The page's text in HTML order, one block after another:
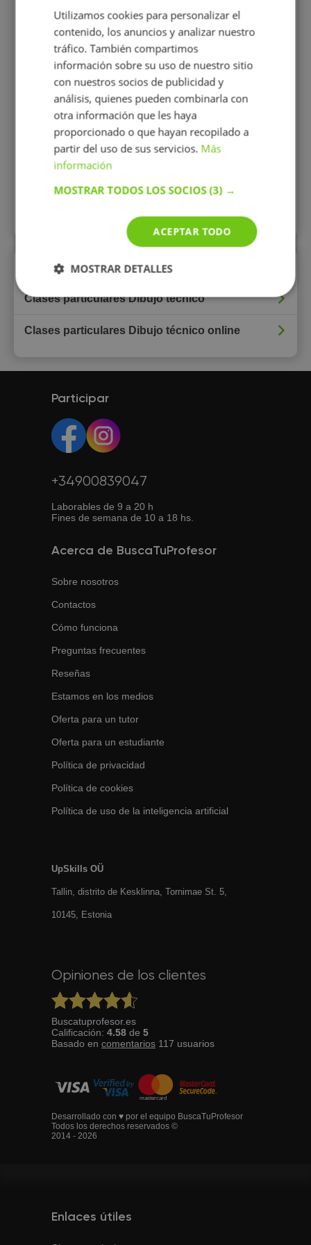
12 €/h
Mostrar perfil
Todos los perfiles
Enlaces rápidos
Clases particulares Dibujo técnico
Clases particulares Dibujo técnico online
Participar
+34900839047
Laborables de 9 a 20 h
Fines de semana de 10 a 18 hs.
Acerca de BuscaTuProfesor
Sobre nosotros
Contactos
Cómo funciona
Preguntas frecuentes
Reseñas
Estamos en los medios
Oferta para un tutor
Oferta para un estudiante
Política de privacidad
Política de cookies
Política de uso de la inteligencia artificial
UpSkills OÜ
Tallin, distrito de Kesklinna, Tornimаe St. 5,
10145, Estonia
Opiniones de los clientes
Buscatuprofesor.es
Calificación: 4.58 de 5
Basado en comentarios 117 usuarios
Desarrollado con ♥ por el equipo BuscaTuProfesor
Todos los derechos reservados ©
2014 - 2026
Enlaces útiles
Utilizamos cookies para personalizar el
contenido, los anuncios y analizar nuestro
tráfico. También compartimos
información sobre su uso de nuestro sitio
con nuestros socios de publicidad y
análisis, quienes pueden combinarla con
otra información que les haya
proporcionado o que hayan recopilado a
partir del uso de sus servicios. Más
información
MOSTRAR TODOS LOS SOCIOS(3) →
ACEPTAR TODO
MOSTRAR DETALLES